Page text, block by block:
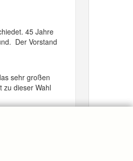
45 Jahre
Der Vorstand
sehr großen
zu dieser Wahl